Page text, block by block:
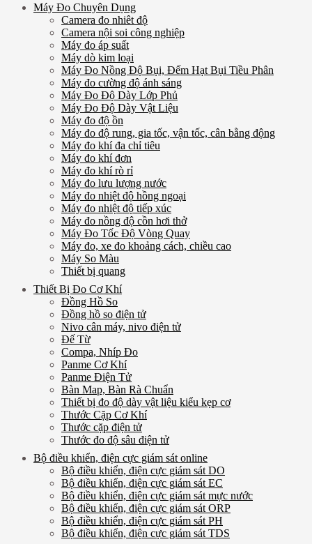
Máy Đo Chuyên Dụng
Camera đo nhiêt độ
Camera nội soi công nghiệp
Máy đo áp suất
Máy dò kim loại
Máy Đo Nồng Độ Bụi, Đếm Hạt Bụi Tiều Phân
Máy đo cường độ ánh sáng
Máy Đo Độ Dày Lớp Phủ
Máy Đo Độ Dày Vật Liệu
Máy đo độ ồn
Máy đo độ rung, gia tốc, vận tốc, cân bằng động
Máy đo khí đa chỉ tiêu
Máy đo khí đơn
Máy đo khí rò rỉ
Máy đo lưu lượng nước
Máy đo nhiệt độ hồng ngoại
Máy đo nhiệt độ tiếp xúc
Máy đo nồng độ cồn hơi thở
Máy Đo Tốc Độ Vòng Quay
Máy đo, xe đo khoảng cách, chiều cao
Máy So Màu
Thiết bị quang
Thiết Bị Đo Cơ Khí
Đồng Hồ So
Đồng hồ so điện tử
Nivo cân máy, nivo điện tử
Đế Từ
Compa, Nhíp Đo
Panme Cơ Khí
Panme Điện Tử
Bàn Map, Bàn Rà Chuẩn
Thiết bị đo độ dày vật liệu kiểu kẹp cơ
Thước Cặp Cơ Khí
Thước cặp điện tử
Thước đo độ sâu điện tử
Bộ điều khiển, điện cực giám sát online
Bộ điều khiển, điện cực giám sát DO
Bộ điều khiển, điện cực giám sát EC
Bộ điều khiển, điện cực giám sát mực nước
Bộ điều khiển, điện cực giám sát ORP
Bộ điều khiển, điện cực giám sát PH
Bộ điều khiển, điện cực giám sát TDS